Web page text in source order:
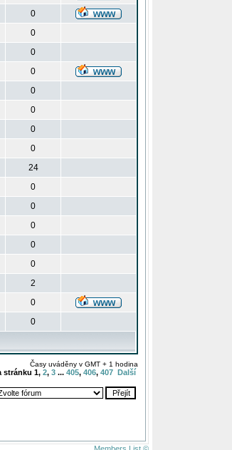
0
0
0
0
0
0
0
0
24
0
0
0
0
0
2
0
0
Časy uváděny v GMT + 1 hodina
stránku 1, 2, 3 ... 405, 406, 407 Další